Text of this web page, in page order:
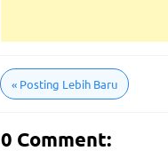
«Posting Lebih Baru
0 Comment: